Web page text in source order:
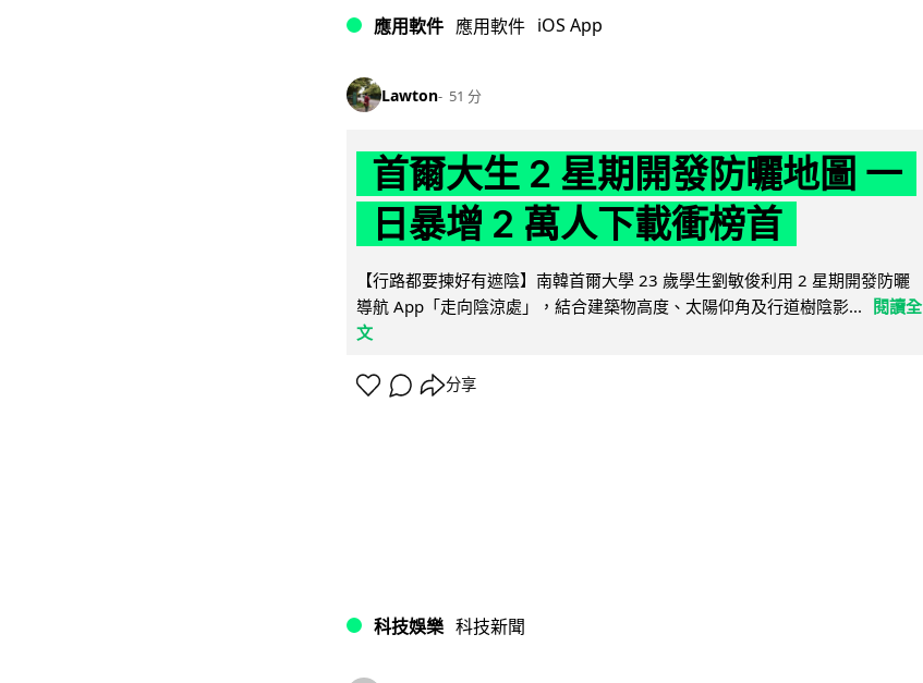
應用軟件 應用軟件 iOS App
Lawton 51 分
首爾大生 2 星期開發防曬地圖 一
日暴增 2 萬人下載衝榜首
【行路都要揀好有遮陰】南韓首爾大學 23 歲學生劉敏俊利用 2 星期開發防曬
導航 App「走向陰涼處」，結合建築物高度、太陽仰角及行道樹陰影...
閱讀全
文
分享
科技娛樂 科技新聞